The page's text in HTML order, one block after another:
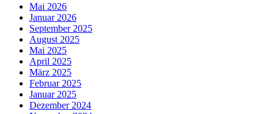
Mai 2026
Januar 2026
September 2025
August 2025
Mai 2025
April 2025
März 2025
Februar 2025
Januar 2025
Dezember 2024